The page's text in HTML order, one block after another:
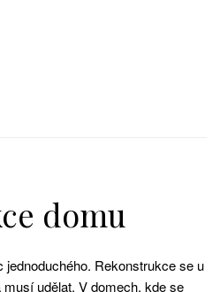
domu
Rekonstrukce se u
udělat. V domech, kde se